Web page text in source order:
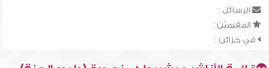
الرسائل :
المقيميّن :
في خزائن :